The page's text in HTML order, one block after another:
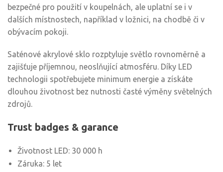
bezpečné pro použití v koupelnách, ale uplatní se i v
dalších místnostech, například v ložnici, na chodbě či v
obývacím pokoji.
Saténové akrylové sklo rozptyluje světlo rovnoměrně a
zajišťuje příjemnou, neoslňující atmosféru. Díky LED
technologii spotřebujete minimum energie a získáte
dlouhou životnost bez nutnosti časté výměny světelných
zdrojů.
Trust badges & garance
Životnost LED: 30 000 h
Záruka: 5 let